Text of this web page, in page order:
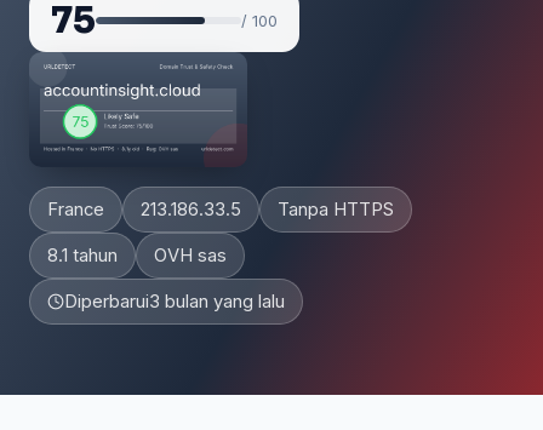
75 / 100
France 213.186.33.5 Tanpa HTTPS
8.1 tahun OVH sas
Diperbarui3 bulan yang lalu